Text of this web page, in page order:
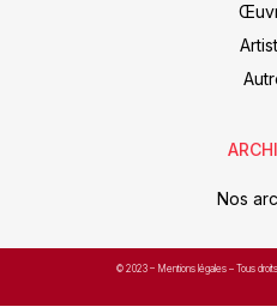
Nos
© 2023 – Mentions légales – Tous